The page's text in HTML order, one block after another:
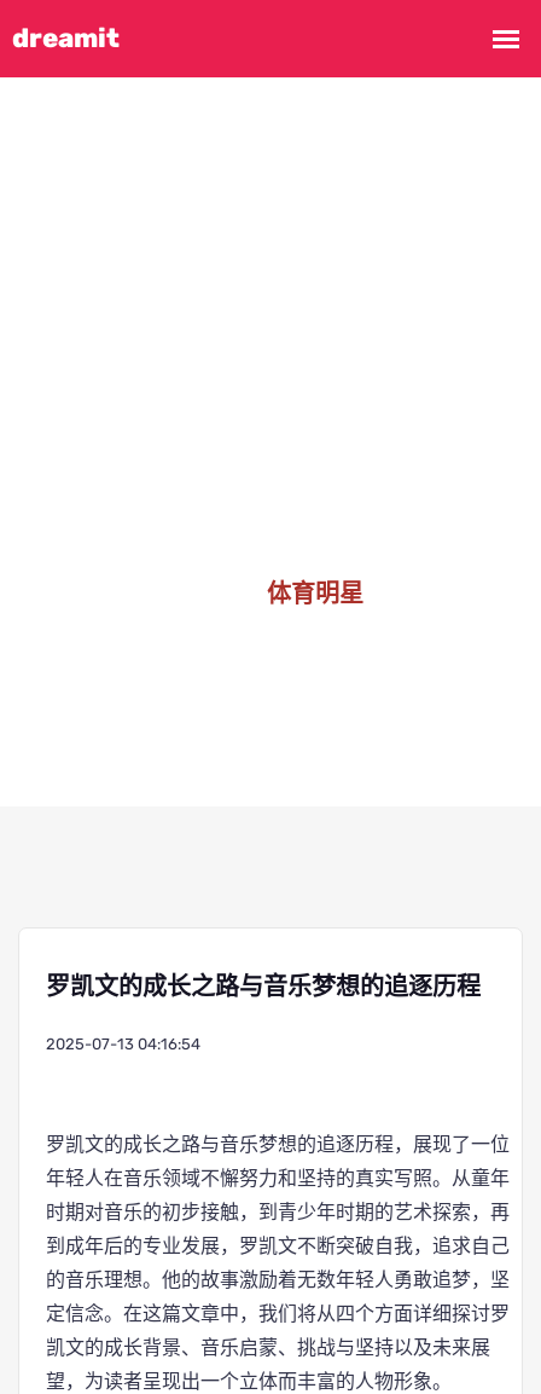
体育明星
罗凯文的成长之路与音乐梦想的追逐历程
2025-07-13 04:16:54
罗凯文的成长之路与音乐梦想的追逐历程，展现了一位
年轻人在音乐领域不懈努力和坚持的真实写照。从童年
时期对音乐的初步接触，到青少年时期的艺术探索，再
到成年后的专业发展，罗凯文不断突破自我，追求自己
的音乐理想。他的故事激励着无数年轻人勇敢追梦，坚
定信念。在这篇文章中，我们将从四个方面详细探讨罗
凯文的成长背景、音乐启蒙、挑战与坚持以及未来展
望，为读者呈现出一个立体而丰富的人物形象。